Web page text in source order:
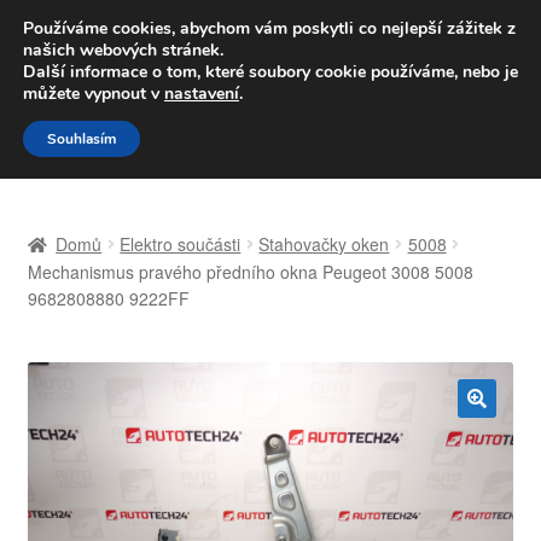
DOPRAVA od 139,-Kč
Volejte po-pá 9-16 704 494 494
Přeskočit
na
navigaci
Přejít
k
obsahu
Celosvětová doprava
Můj účet
Domů Elektro součásti Stahovačky oken
5008
Mechanismus pravého předního okna Peugeot 3008 5008
9682808880 9222FF
🔍
Používáme cookies, abychom vám poskytli co nejlepší zážitek z
našich webových stránek.
Další informace o tom, které soubory cookie používáme, nebo je
můžete vypnout v nastavení.
Souhlasím